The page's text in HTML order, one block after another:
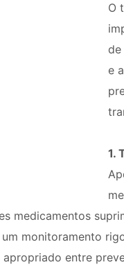
O
de
e
1.
medicamentos
monitoramento
entre